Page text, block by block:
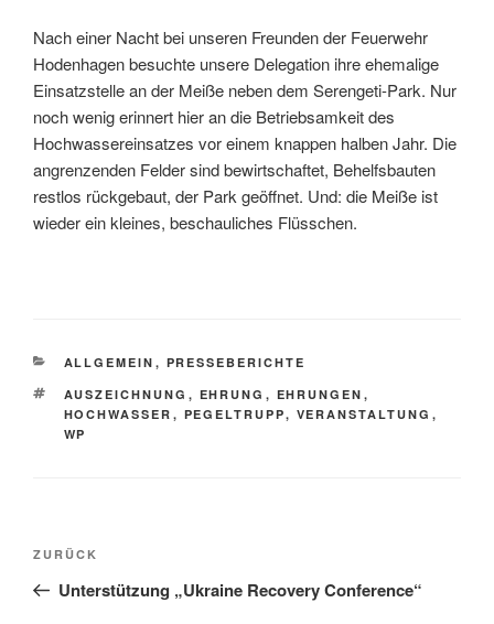
Nach einer Nacht bei unseren Freunden der Feuerwehr
Hodenhagen besuchte unsere Delegation ihre ehemalige
Einsatzstelle an der Meiße neben dem Serengeti-Park. Nur
noch wenig erinnert hier an die Betriebsamkeit des
Hochwassereinsatzes vor einem knappen halben Jahr. Die
angrenzenden Felder sind bewirtschaftet, Behelfsbauten
restlos rückgebaut, der Park geöffnet. Und: die Meiße ist
wieder ein kleines, beschauliches Flüsschen.
KATEGORIEN
ALLGEMEIN , PRESSEBERICHTE
SCHLAGWÖRTER
AUSZEICHNUNG , EHRUNG , EHRUNGEN ,
HOCHWASSER , PEGELTRUPP, VERANSTALTUNG ,
WP
Beitragsnavigation
Vorheriger
Beitrag
ZURÜCK
Unterstützung „Ukraine Recovery Conference“